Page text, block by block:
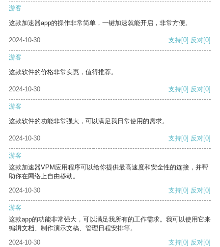
游客
这款加速器app的操作非常简单，一键加速就能开启，非常方便。
2024-10-30 支持[0] 反对[0]
游客
这款软件的价格非常实惠，值得推荐。
2024-10-30 支持[0] 反对[0]
游客
这款软件的功能非常强大，可以满足我日常使用的需求。
2024-10-30 支持[0] 反对[0]
游客
这款加速器VPM应用程序可以给你提供最高速度和安全性的连接，并帮
助你在网络上自由移动。
2024-10-30
支持[0] 反对[0]
游客
这款app的功能非常强大，可以满足我所有的工作需求。我可以使用它来
编辑文档、制作演示文稿、管理日程安排等。
2024-10-30
支持[0] 反对[0]